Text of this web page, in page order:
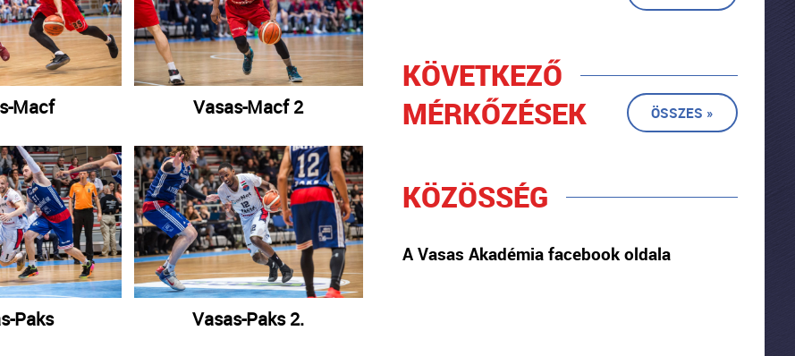
Macf Vasas-Macf 2
Paks Vasas-Paks 2.
KÖVETKEZŐ
MÉRKŐZÉSEK
ÖSSZES »
KÖZÖSSÉG
A Vasas Akadémia facebook oldala